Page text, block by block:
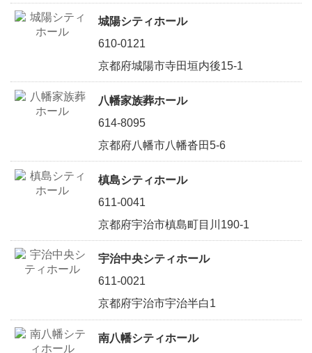
城陽シティホール
610-0121
京都府城陽市寺田垣内後15-1
八幡家族葬ホール
614-8095
京都府八幡市八幡沓田5-6
槙島シティホール
611-0041
京都府宇治市槙島町目川190-1
宇治中央シティホール
611-0021
京都府宇治市宇治半白1
南八幡シティホール